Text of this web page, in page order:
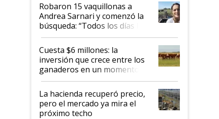
Robaron 15 vaquillonas a
Andrea Sarnari y comenzó la
búsqueda: “Todos los días le
toca a algún productor”
Cuesta $6 millones: la
inversión que crece entre los
ganaderos en un momento
histórico para la actividad
La hacienda recuperó precio,
pero el mercado ya mira el
próximo techo